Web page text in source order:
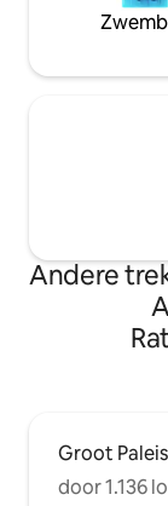
co-
Andere
Groot Paleis
door 1.136